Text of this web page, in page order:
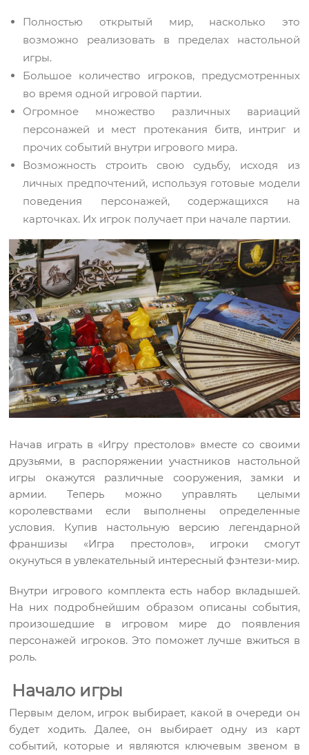
Полностью открытый мир, насколько это
возможно реализовать в пределах настольной
игры.
Большое количество игроков, предусмотренных
во время одной игровой партии.
Огромное множество различных вариаций
персонажей и мест протекания битв, интриг и
прочих событий внутри игрового мира.
Возможность строить свою судьбу, исходя из
личных предпочтений, используя готовые модели
поведения персонажей, содержащихся на
карточках. Их игрок получает при начале партии.
Начав играть в «Игру престолов» вместе со своими
друзьями, в распоряжении участников настольной
игры окажутся различные сооружения, замки и
армии. Теперь можно управлять целыми
королевствами если выполнены определенные
условия. Купив настольную версию легендарной
франшизы «Игра престолов», игроки смогут
окунуться в увлекательный интересный фэнтези-мир.
Внутри игрового комплекта есть набор вкладышей.
На них подробнейшим образом описаны события,
произошедшие в игровом мире до появления
персонажей игроков. Это поможет лучше вжиться в
роль.
Начало игры
Первым делом, игрок выбирает, какой в очереди он
будет ходить. Далее, он выбирает одну из карт
событий, которые и являются ключевым звеном в